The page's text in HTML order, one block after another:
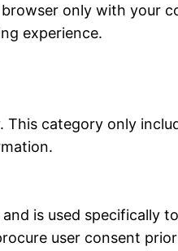
only with your
experience.
category only
is used specifically
user consent